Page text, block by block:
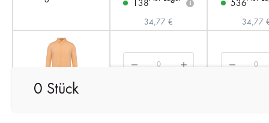
138 i
34,77 €
536
34,77
Pastel Apricot
0 Stück